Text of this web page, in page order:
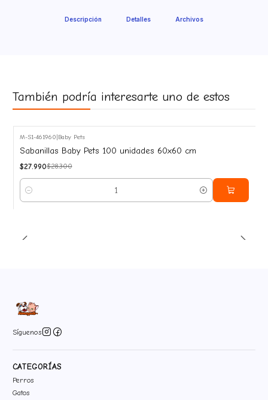
Descripción Detalles Archivos
También podría interesarte uno de estos
-1%
OFF
M-S1-461960 Baby Pets
Sabanillas Baby Pets 100 unidades 60x60 cm
$27.990$28.300
Cantidad
Síguenos
CATEGORÍAS
Perros
Gatos